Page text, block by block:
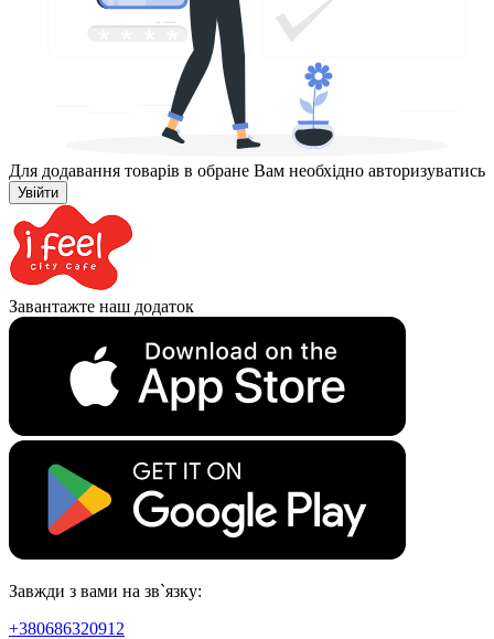
Для додавання товарів в обране Вам необхідно авторизуватись
Увійти
Завантажте наш додаток
Завжди з вами на зв`язку:
+380686320912